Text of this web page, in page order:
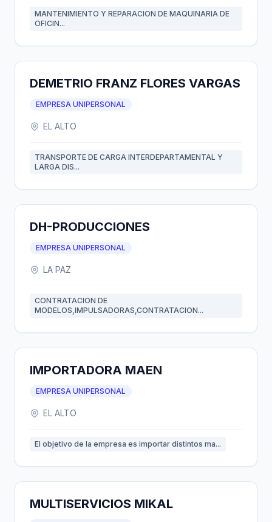
MANTENIMIENTO Y REPARACION DE MAQUINARIA DE
OFICIN...
DEMETRIO FRANZ FLORES VARGAS
EMPRESA UNIPERSONAL
EL ALTO
TRANSPORTE DE CARGA INTERDEPARTAMENTAL Y
LARGA DIS...
DH-PRODUCCIONES
EMPRESA UNIPERSONAL
LA PAZ
CONTRATACION DE
MODELOS,IMPULSADORAS,CONTRATACION...
IMPORTADORA MAEN
EMPRESA UNIPERSONAL
EL ALTO
El objetivo de la empresa es importar distintos ma...
MULTISERVICIOS MIKAL